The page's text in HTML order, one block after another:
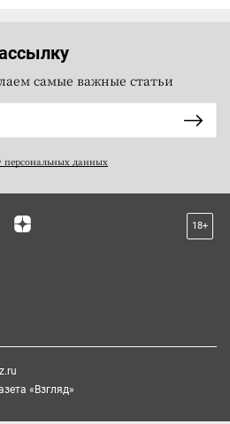
самые важные статьи
персональных данных
18+
«Взгляд»